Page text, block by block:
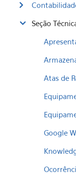
Seção
Atas de
Google